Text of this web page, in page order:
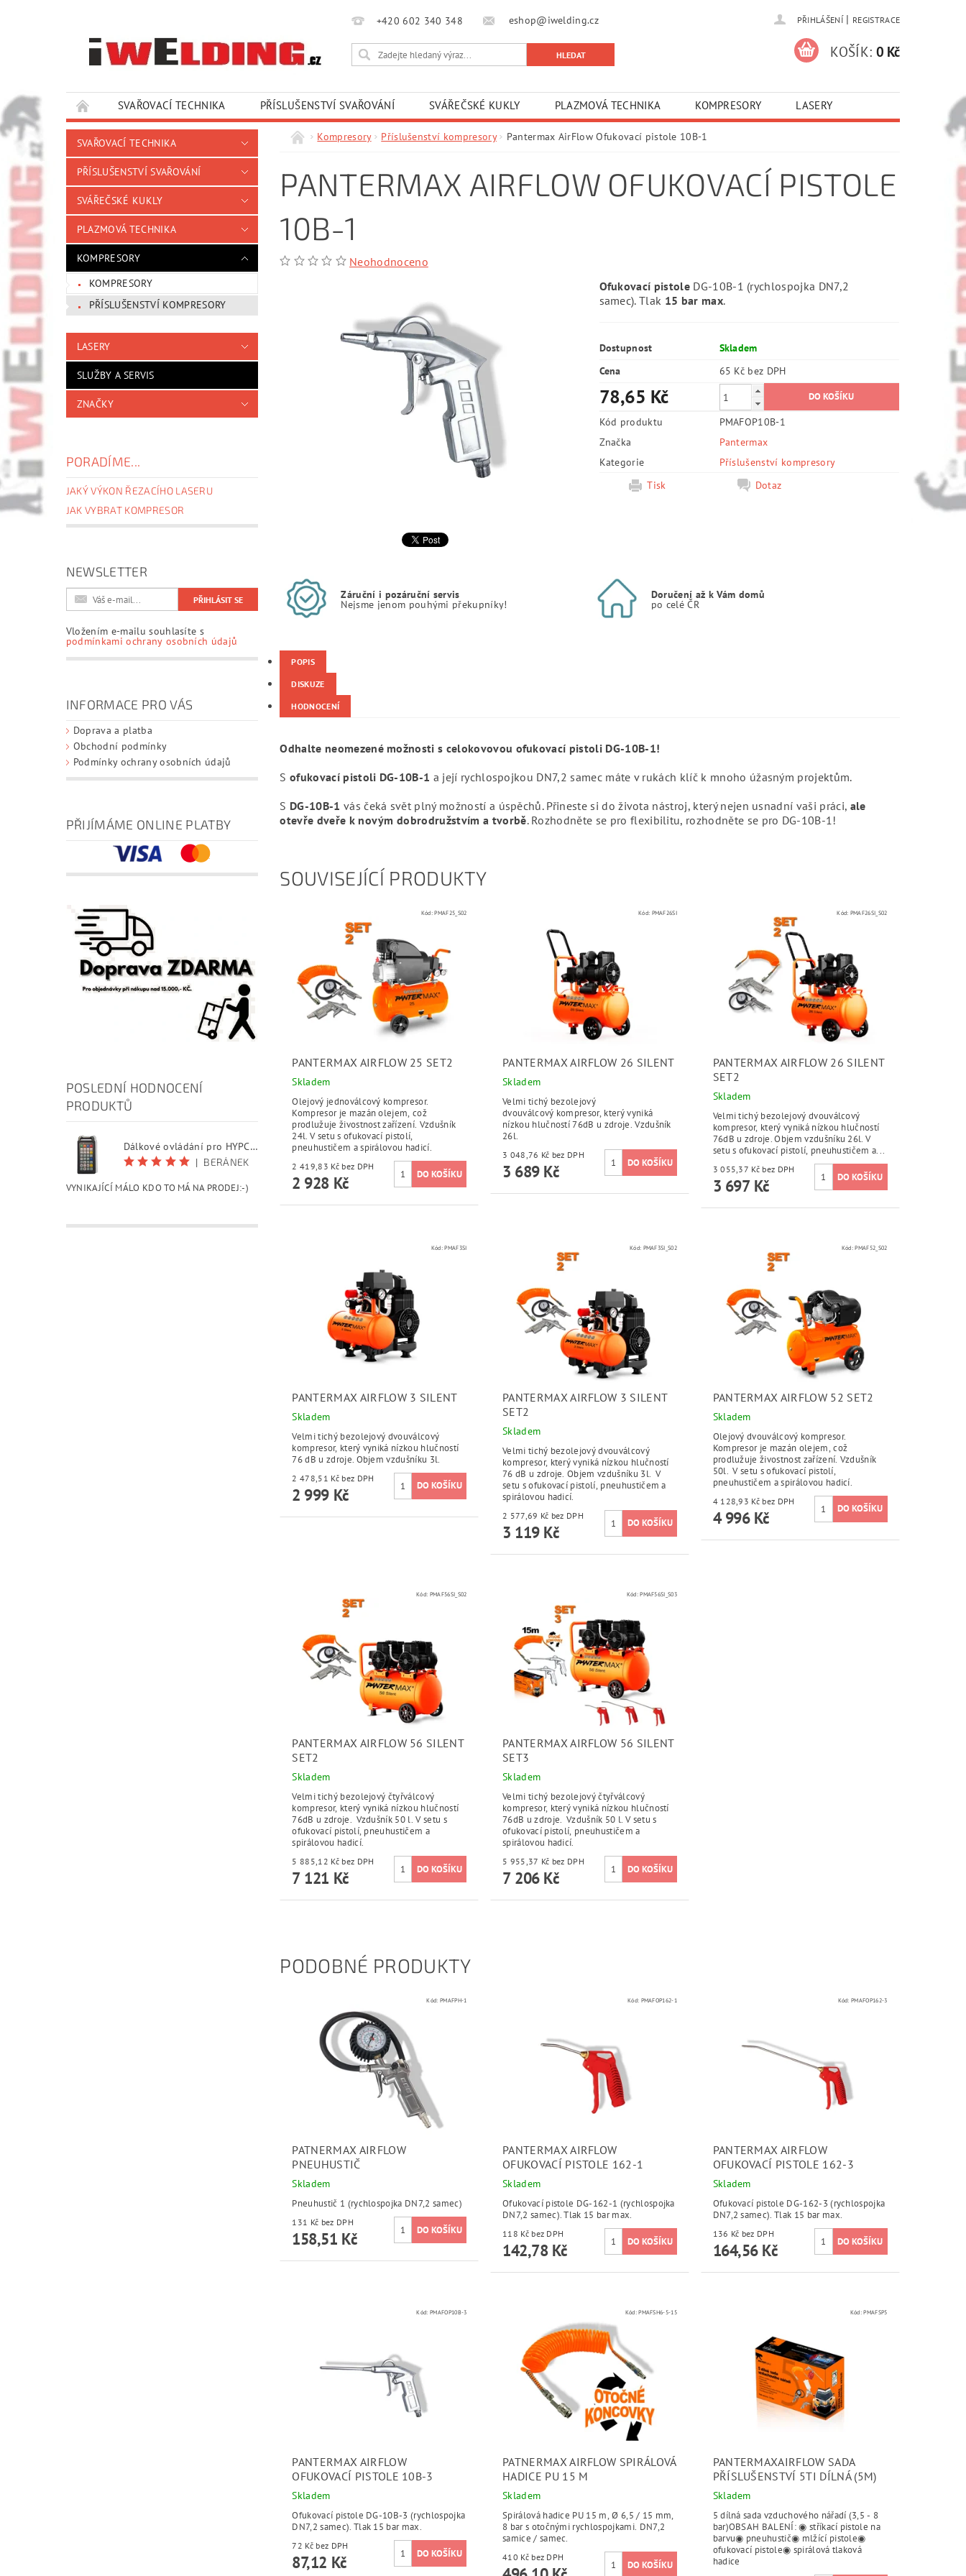
+420 602 340 348‎‎ eshop@iwelding.cz PŘIHLÁŠENÍ | REGISTRACE
KOŠÍK: 0 Kč
SVAŘOVACÍ TECHNIKA PŘÍSLUŠENSTVÍ SVAŘOVÁNÍ SVÁŘEČSKÉ KUKLY PLAZMOVÁ TECHNIKA KOMPRESORY
LASERY
SLUŽBY A SERVIS
KONTAKTY
SVAŘOVACÍ TECHNIKA
PŘÍSLUŠENSTVÍ SVAŘOVÁNÍ
SVÁŘEČSKÉ KUKLY
PLAZMOVÁ TECHNIKA
KOMPRESORY
KOMPRESORY
PŘÍSLUŠENSTVÍ KOMPRESORY
LASERY
SLUŽBY A SERVIS
ZNAČKY
PORADÍME...
JAKÝ VÝKON ŘEZACÍHO LASERU
JAK VYBRAT KOMPRESOR
NEWSLETTER
Vložením e-mailu souhlasíte s
podmínkami ochrany osobních údajů
INFORMACE PRO VÁS
Doprava a platba
Obchodní podmínky
Podmínky ochrany osobních údajů
PŘIJÍMÁME ONLINE PLATBY
POSLEDNÍ HODNOCENÍ
PRODUKTŮ
Dálkové ovládání pro HYPCUT software
| BERÁNEK
VYNIKAJÍCÍ MÁLO KDO TO MÁ NA PRODEJ:-)
Kompresory Příslušenství kompresory Pantermax AirFlow Ofukovací pistole 10B-1
PANTERMAX AIRFLOW OFUKOVACÍ PISTOLE
10B-1
Neohodnoceno
Ofukovací pistoleDG-10B-1 (rychlospojka DN7,2
samec). Tlak 15 bar max.
Dostupnost
Skladem
Cena
65 Kč bez DPH
78,65 Kč
Kód produktu
PMAFOP10B-1
Značka
Pantermax
Kategorie
Příslušenství kompresory
Tisk
Dotaz
Záruční i pozáruční servis
Nejsme jenom pouhými překupníky!
Doručení až k Vám domů
po celé ČR
POPIS
DISKUZE
HODNOCENÍ
Odhalte neomezené možnosti s celokovovou ofukovací pistoli DG-10B-1!
Sofukovací pistoli DG-10B-1 a její rychlospojkou DN7,2 samec máte v rukách klíč k mnoho úžasným projektům.
S DG-10B-1 vás čeká svět plný možností a úspěchů. Přineste si do života nástroj, který nejen usnadní vaši práci, ale
otevře dveře k novým dobrodružstvím a tvorbě. Rozhodněte se pro flexibilitu, rozhodněte se pro DG-10B-1!
SOUVISEJÍCÍ PRODUKTY
Kód:PMAF25_S02
PANTERMAX AIRFLOW 25 SET2
Skladem
Olejový jednoválcový kompresor.
Kompresor je mazán olejem, což
prodlužuje živostnost zařízení. Vzdušník
24l. V setu s ofukovací pistolí,
pneuhustičem a spirálovou hadicí.
2 419,83 Kč bez DPH
2 928 Kč
Kód: PMAF26SI
PANTERMAX AIRFLOW 26 SILENT
Skladem
Velmi tichý bezolejový
dvouválcový kompresor, který vyniká
nízkou hlučností 76dB u zdroje. Vzdušník
26l.
3 048,76 Kč bez DPH
3 689 Kč
Kód: PMAF26SI_S02
PANTERMAX AIRFLOW 26 SILENT
SET2
Skladem
Velmi tichý bezolejový dvouválcový
kompresor, který vyniká nízkou hlučností
76dB u zdroje. Objem vzdušníku 26l. V
setu s ofukovací pistolí, pneuhustičem a...
3 055,37 Kč bez DPH
3 697 Kč
Kód:PMAF3SI
PANTERMAX AIRFLOW 3 SILENT
Skladem
Velmi tichý bezolejový dvouválcový
kompresor, který vyniká nízkou hlučností
76 dB u zdroje. Objem vzdušníku 3l.
2 478,51 Kč bez DPH
2 999 Kč
Kód: PMAF3SI_S02
PANTERMAX AIRFLOW 3 SILENT
SET2
Skladem
Velmi tichý bezolejový dvouválcový
kompresor, který vyniká nízkou hlučností
76 dB u zdroje. Objem vzdušníku 3l. V
setu s ofukovací pistolí, pneuhustičem a
spirálovou hadicí.
2 577,69 Kč bez DPH
3 119 Kč
Kód:PMAF52_S02
PANTERMAX AIRFLOW 52 SET2
Skladem
Olejový dvouválcový kompresor.
Kompresor je mazán olejem, což
prodlužuje živostnost zařízení. Vzdušník
50l. V setu s ofukovací pistolí,
pneuhustičem a spirálovou hadicí.
4 128,93 Kč bez DPH
4 996 Kč
Kód: PMAF56SI_S02
PANTERMAX AIRFLOW 56 SILENT
SET2
Skladem
Velmi tichý bezolejový čtyřválcový
kompresor, který vyniká nízkou hlučností
76dB u zdroje. Vzdušník 50 l. V setu s
ofukovací pistolí, pneuhustičem a
spirálovou hadicí.
5 885,12 Kč bez DPH
7 121 Kč
Kód:PMAF56SI_S03
PANTERMAX AIRFLOW 56 SILENT
SET3
Skladem
Velmi tichý bezolejový čtyřválcový
kompresor, který vyniká nízkou hlučností
76dB u zdroje. Vzdušník 50 l. V setu s
ofukovací pistolí, pneuhustičem a
spirálovou hadicí.
5 955,37 Kč bez DPH
7 206 Kč
PODOBNÉ PRODUKTY
Kód: PMAFPH-1
PATNERMAX AIRFLOW
PNEUHUSTIČ
Skladem
Pneuhustič 1 (rychlospojka DN7,2 samec)
131 Kč bez DPH
158,51 Kč
Kód: PMAFOP162-1
PANTERMAX AIRFLOW
OFUKOVACÍ PISTOLE 162-1
Skladem
Ofukovací pistole DG-162-1 (rychlospojka
DN7,2 samec). Tlak 15 bar max.
118 Kč bez DPH
142,78 Kč
Kód:PMAFOP162-3
PANTERMAX AIRFLOW
OFUKOVACÍ PISTOLE 162-3
Skladem
Ofukovací pistole DG-162-3 (rychlospojka
DN7,2 samec). Tlak 15 bar max.
136 Kč bez DPH
164,56 Kč
Kód: PMAFOP10B-3
PANTERMAX AIRFLOW
OFUKOVACÍ PISTOLE 10B-3
Skladem
Ofukovací pistole DG-10B-3 (rychlospojka
DN7,2 samec). Tlak 15 bar max.
72 Kč bez DPH
87,12 Kč
Kód:PMAFSH6-5-15
PATNERMAX AIRFLOW SPIRÁLOVÁ
HADICE PU 15 M
Skladem
Spirálová hadice PU 15 m, Ø 6,5 / 15 mm,
8 bar s otočnými rychlospojkami. DN7,2
samice / samec.
410 Kč bez DPH
Kód:PMAFSP5
PANTERMAXAIRFLOW SADA
PŘÍSLUŠENSTVÍ 5TI DÍLNÁ (5M)
Skladem
5 dílná sada vzduchového nářadí (3,5 - 8
bar)OBSAH BALENÍ: ◉ stříkací pistole na
barvu◉ pneuhustič◉ mlžící pistole◉
ofukovací pistole◉ spirálová tlaková
hadice